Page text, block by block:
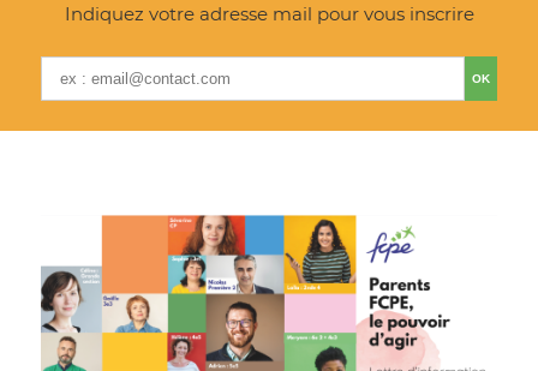
Indiquez votre adresse mail pour vous inscrire